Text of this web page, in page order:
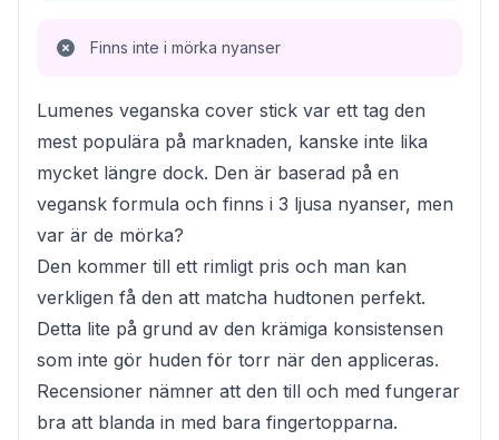
Finns inte i mörka nyanser
Lumenes veganska cover stick var ett tag den
mest populära på marknaden, kanske inte lika
mycket längre dock. Den är baserad på en
vegansk formula och finns i 3 ljusa nyanser, men
var är de mörka?
Den kommer till ett rimligt pris och man kan
verkligen få den att matcha hudtonen perfekt.
Detta lite på grund av den krämiga konsistensen
som inte gör huden för torr när den appliceras.
Recensioner nämner att den till och med fungerar
bra att blanda in med bara fingertopparna.